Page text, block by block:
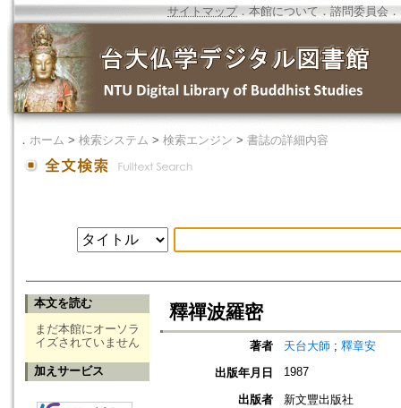
サイトマップ．本館について ． 諮問委員会 ．
． ホーム > 検索システム > 検索エンジン > 書誌の詳細内容
本文を読む
まだ本館にオーソラ
イズされていません
加えサービス
釋禪波羅密
著者 天台大師 ; 釋章安
出版年月日
1987
出版者
新文豐出版社